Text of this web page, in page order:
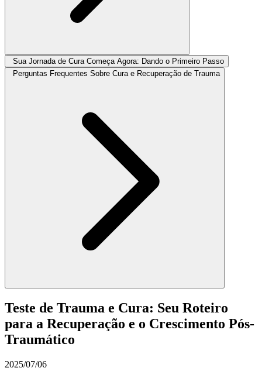
Sua Jornada de Cura Começa Agora: Dando o Primeiro Passo
Perguntas Frequentes Sobre Cura e Recuperação de Trauma
Teste de Trauma e Cura: Seu Roteiro
para a Recuperação e o Crescimento Pós-
Traumático
2025/07/06